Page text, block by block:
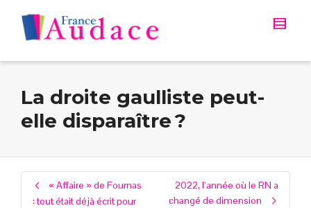
La droite gaulliste peut-
elle disparaître ?
« Affaire » de Fournas
: tout était déjà écrit pour
2022, l’année où le RN a
changé de dimension